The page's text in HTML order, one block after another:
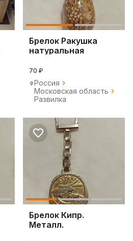
Брелок Ракушка
натуральная
70 ₽
Россия
Московская область
Развилка
Брелок Кипр.
Металл.